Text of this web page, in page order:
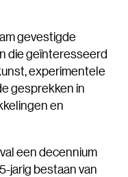
gevestigde
die geïnteresseerd
experimentele
gesprekken in
en
een decennium
jarig bestaan van